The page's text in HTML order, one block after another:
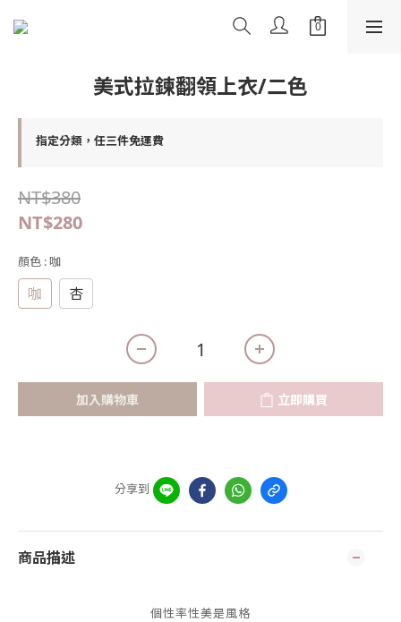
美式拉鍊翻領上衣/二色
指定分類，任三件免運費
NT$380
NT$280
顏色 : 咖
咖 杏
加入購物車 立即購買
分享到
商品描述
個性率性美是風格